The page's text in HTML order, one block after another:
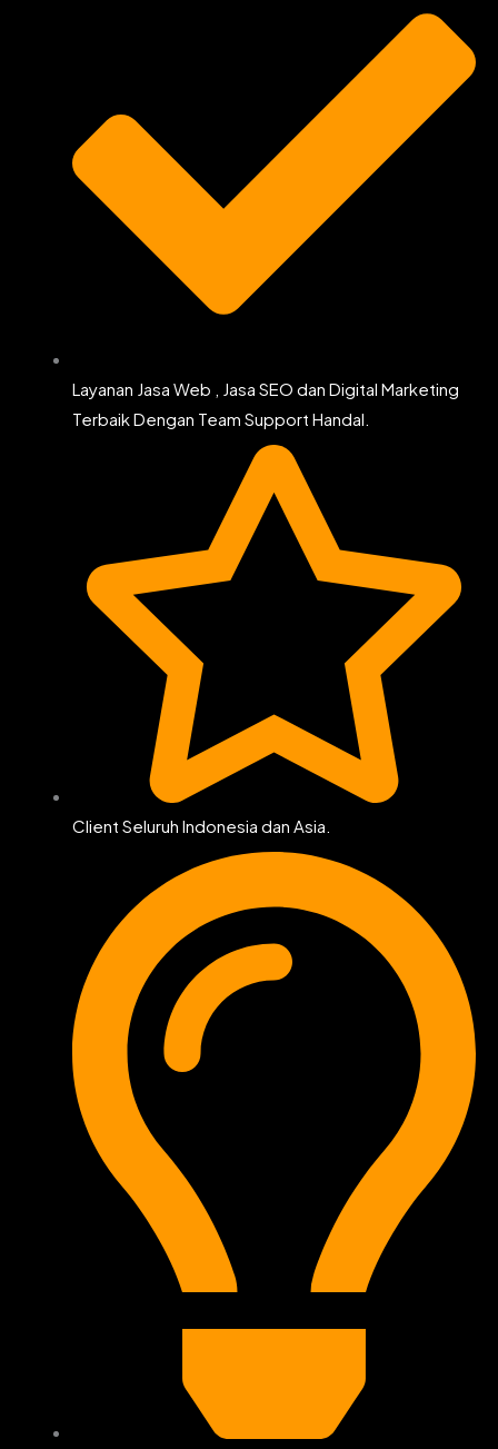
Layanan Jasa Web , Jasa SEO dan Digital Marketing
Terbaik Dengan Team Support Handal.
Client Seluruh Indonesia dan Asia.